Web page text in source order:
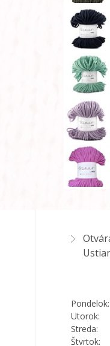
Pondelok:
Utorok:
Streda:
Štvrtok: